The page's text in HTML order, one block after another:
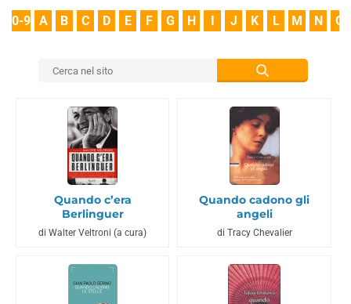
0-9 A B C D E F G H I J K L M N O
Quando c’era
Berlinguer
di Walter Veltroni (a cura)
Quando cadono gli
angeli
di Tracy Chevalier